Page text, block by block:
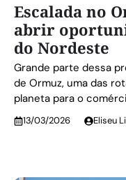
Escalada no
abrir
do Nordeste
Grande parte dessa
de Ormuz, uma das
planeta para o
13/03/2026 Eliseu